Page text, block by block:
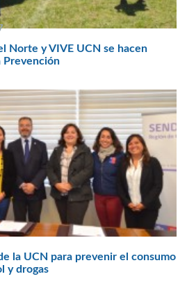
Norte y VIVE UCN se hacen
Prevención
la UCN para prevenir el consumo
y drogas